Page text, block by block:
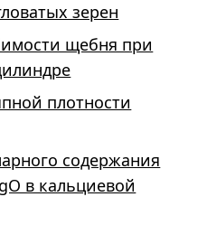
зерен
щебня при
плотности
содержания
в кальциевой